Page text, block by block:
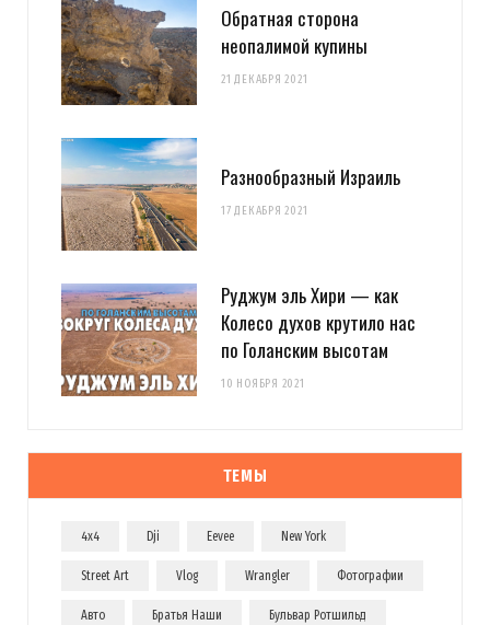
Обратная сторона
неопалимой купины
21 ДЕКАБРЯ 2021
Разнообразный Израиль
17 ДЕКАБРЯ 2021
Руджум эль Хири — как
Колесо духов крутило нас
по Голанским высотам
10 НОЯБРЯ 2021
ТЕМЫ
4x4 Dji Eevee New York
Street Art Vlog Wrangler Фотографии
Авто Братья Наши Бульвар Ротшильд